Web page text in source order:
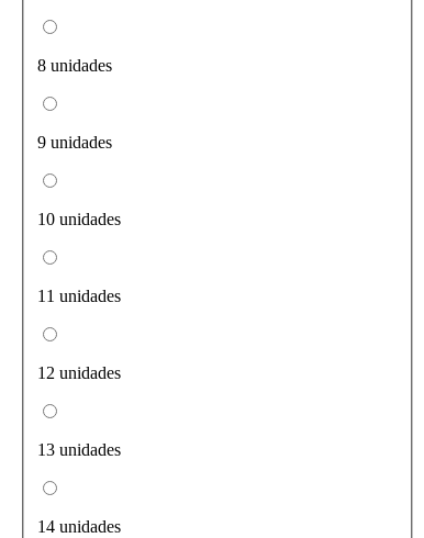
8 unidades
9 unidades
10 unidades
11 unidades
12 unidades
13 unidades
14 unidades